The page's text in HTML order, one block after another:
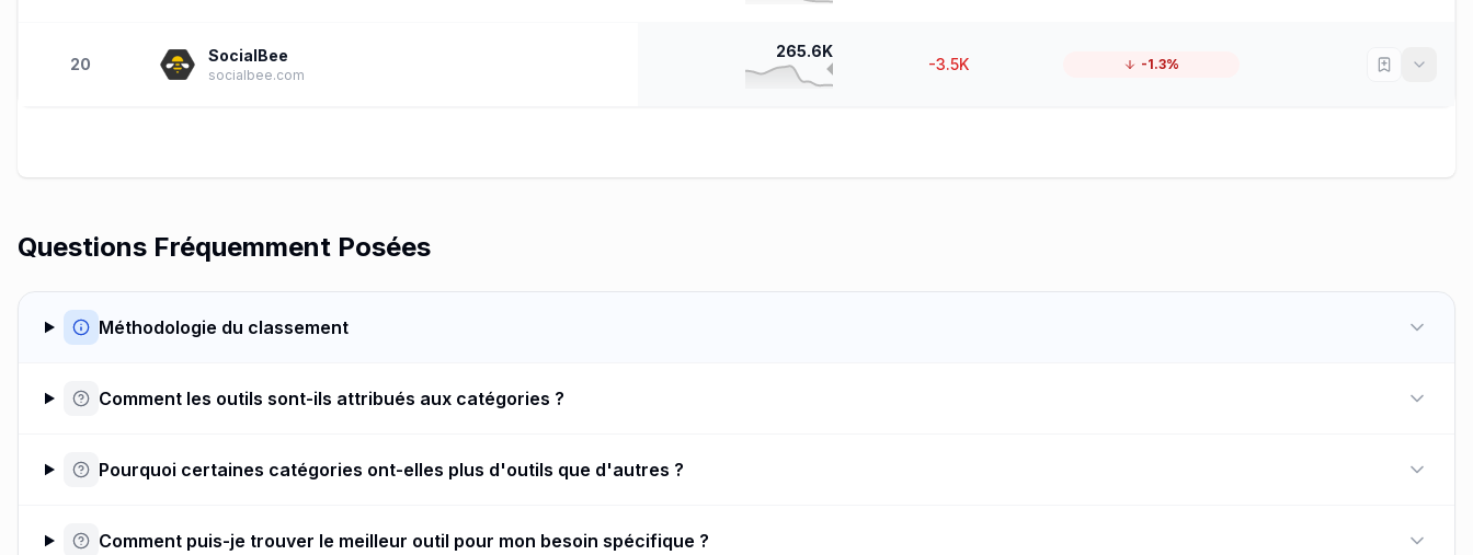
20 SocialBee
socialbee.com
265.6K
-3.5K -1.3%
Questions Fréquemment Posées
Méthodologie du classement
Comment les outils sont-ils attribués aux catégories ?
Pourquoi certaines catégories ont-elles plus d'outils que d'autres ?
Comment puis-je trouver le meilleur outil pour mon besoin spécifique ?